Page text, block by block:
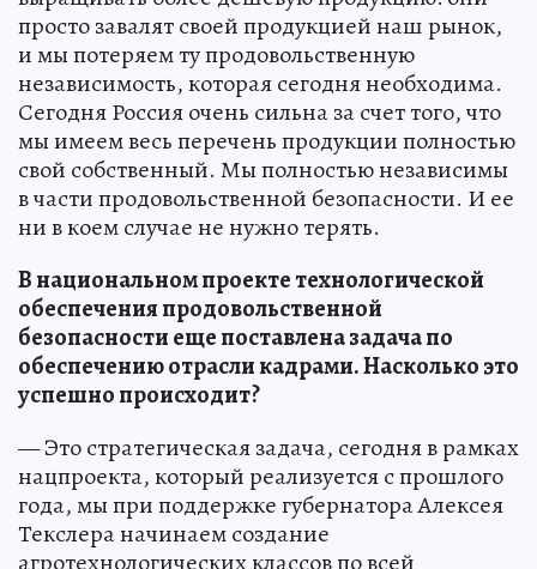
просто завалят своей продукцией наш рынок,
и мы потеряем ту продовольственную
независимость, которая сегодня необходима.
Сегодня Россия очень сильна за счет того, что
мы имеем весь перечень продукции полностью
свой собственный. Мы полностью независимы
в части продовольственной безопасности. И ее
ни в коем случае не нужно терять.
В национальном проекте технологической
обеспечения продовольственной
безопасности еще поставлена задача по
обеспечению отрасли кадрами. Насколько это
успешно происходит?
— Это стратегическая задача, сегодня в рамках
нацпроекта, который реализуется с прошлого
года, мы при поддержке губернатора Алексея
Текслера начинаем создание
агротехнологических классов по всей